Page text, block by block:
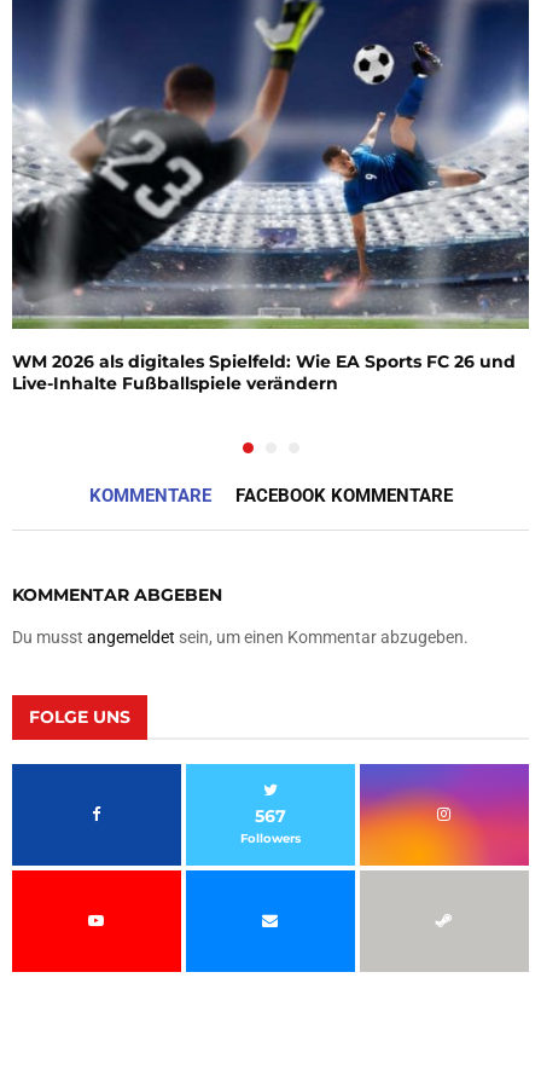
WM 2026 als digitales Spielfeld: Wie EA Sports FC 26 und
Live-Inhalte Fußballspiele verändern
KOMMENTARE FACEBOOK KOMMENTARE
KOMMENTAR ABGEBEN
Du musst angemeldet sein, um einen Kommentar abzugeben.
FOLGE UNS
567
Followers